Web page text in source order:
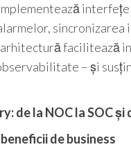
facilitează
– și
de la NOC la SOC
de business